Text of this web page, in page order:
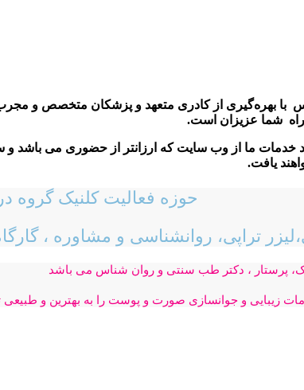
بهره‌گیری از کادری متعهد و پزشکان متخصص و
شما عزیزان است.
ما از وب سایت که ارزانتر از حضوری می باشد و
یافت.
حوزه فعالیت کلنیک گروه
تراپی، روانشناسی و مشاوره ،
پرستار ، دکتر طب سنتی و روان شناس می باشد
زیبایی و جوانسازی صورت و پوست را به بهترین و